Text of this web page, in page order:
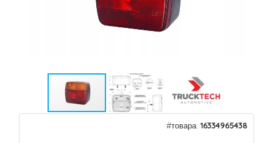
#товара: 16334965438